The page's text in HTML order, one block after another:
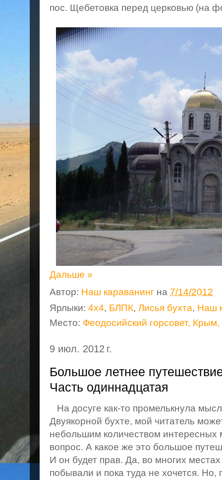
пос. Щебетовка перед церковью (на
Дальше »
Автор: Наш караванинг на 7/14/2012
Ярлыки: 4х4, БЛПК, Лисья бухта, Наш
Место: Феодосийский горсовет, Крым,
9 июл. 2012 г.
Большое летнее
Часть одиннадцатая
На досуге как-то промелькнула
Двуякорной бухте, мой читатель
небольшим количеством интересных
вопрос. А какое же это большое
И он будет прав. Да, во многих
побывали и пока туда не хочется. Но,